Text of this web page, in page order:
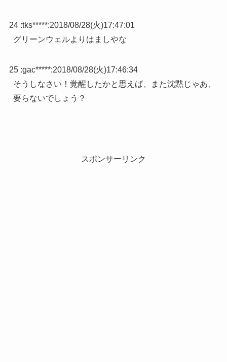
24 :tks*****:2018/08/28(火)17:47:01
グリーンウェルよりはましやな
25 :gac*****:2018/08/28(火)17:46:34
そうしなさい！覚醒したかと思えば、また沈黙じゃあ、
要らないでしょう？
スポンサーリンク